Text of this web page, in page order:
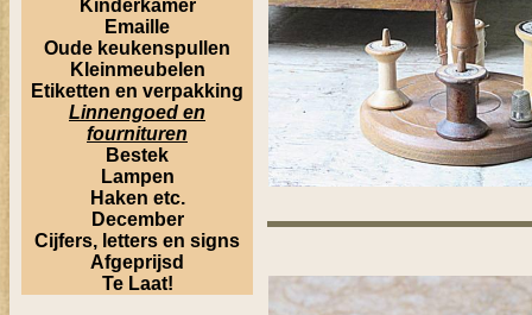
Kinderkamer
Emaille
Oude keukenspullen
Kleinmeubelen
Etiketten en verpakking
Linnengoed en
fournituren
Bestek
Lampen
Haken etc.
December
Cijfers, letters en signs
Afgeprijsd
Te Laat!